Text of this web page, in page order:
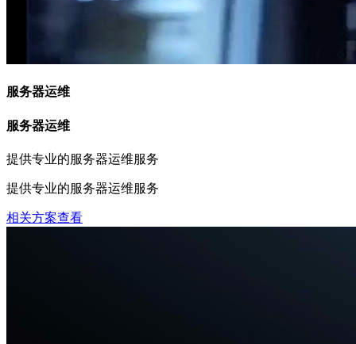
服务器运维
服务器运维
提供专业的服务器运维服务
提供专业的服务器运维服务
相关方案查看